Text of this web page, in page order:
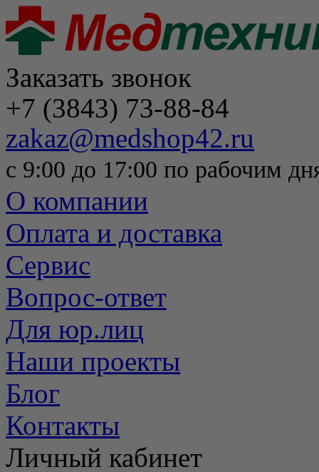
Заказать звонок
+7 (3843) 73-88-84
zakaz@medshop42.ru
с 9:00 до 17:00 по рабочим
О компании
Оплата и доставка
Сервис
Вопрос-ответ
Для юр.лиц
Наши проекты
Блог
Контакты
Личный кабинет